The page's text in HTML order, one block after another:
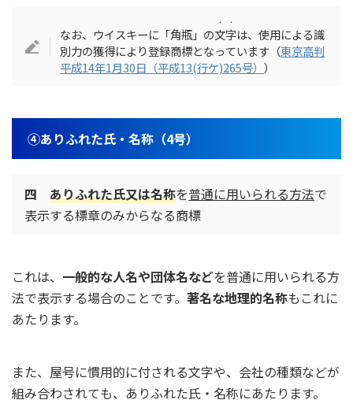
なお、ウイスキーに「角瓶」の文字
・・
は、使用による識
別力の獲得により登録商標となっています（東京高判
平成14年1月30日（平成13(行ケ)265号））
④ありふれた氏・名称（4号）
四 ありふれた氏又は名称を普通に用いられる方法で
表示する標章のみからなる商標
これは、 一般的な人名や団体名などを普通に用いられる方
法で表示する場合のことです。 著名な地理的名称もこれに
あたります。
また、屋号に慣用的に付される文字や、会社の種類などが
組み合わされても、ありふれた氏・名称にあたります。